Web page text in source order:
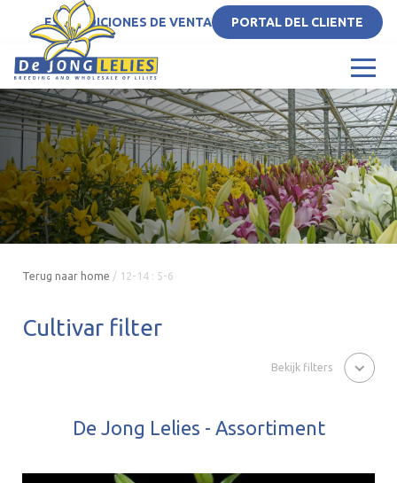
ESCONDICIONES DE VENTA PORTAL DEL CLIENTE
Terug naar home / 12-14 : 5-6
Cultivar filter
Bekijk filters
De Jong Lelies - Assortiment